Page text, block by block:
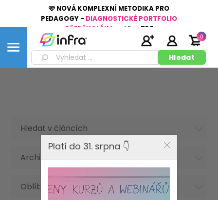
🩷 NOVÁ KOMPLEXNÍ METODIKA PRO
PEDAGOGY - DIAGNOSTICKÉ PORTFOLIO
PŘEDŠKOLÁKA
Více ZDE
0
Hledat v článcích
Archiv článků
Oblíbená hesla
Platí do 31. srpna 👇